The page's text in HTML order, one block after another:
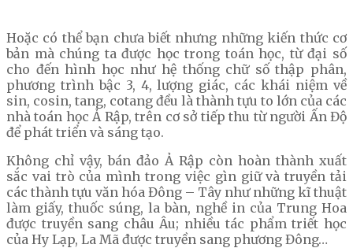
Hoặc có thể bạn chưa biết nhưng những kiến thức cơ
bản mà chúng ta được học trong toán học, từ đại số
cho đến hình học như hệ thống chữ số thập phân,
phương trình bậc 3, 4, lượng giác, các khái niệm về
sin, cosin, tang, cotang đều là thành tựu to lớn của các
nhà toán học Ả Rập, trên cơ sở tiếp thu từ người Ấn Độ
để phát triển và sáng tạo.
Không chỉ vậy, bán đảo Ả Rập còn hoàn thành xuất
sắc vai trò của mình trong việc gìn giữ và truyền tải
các thành tựu văn hóa Đông – Tây như những kĩ thuật
làm giấy, thuốc súng, la bàn, nghề in của Trung Hoa
được truyền sang châu Âu; nhiều tác phẩm triết học
của Hy Lạp, La Mã được truyền sang phương Đông…